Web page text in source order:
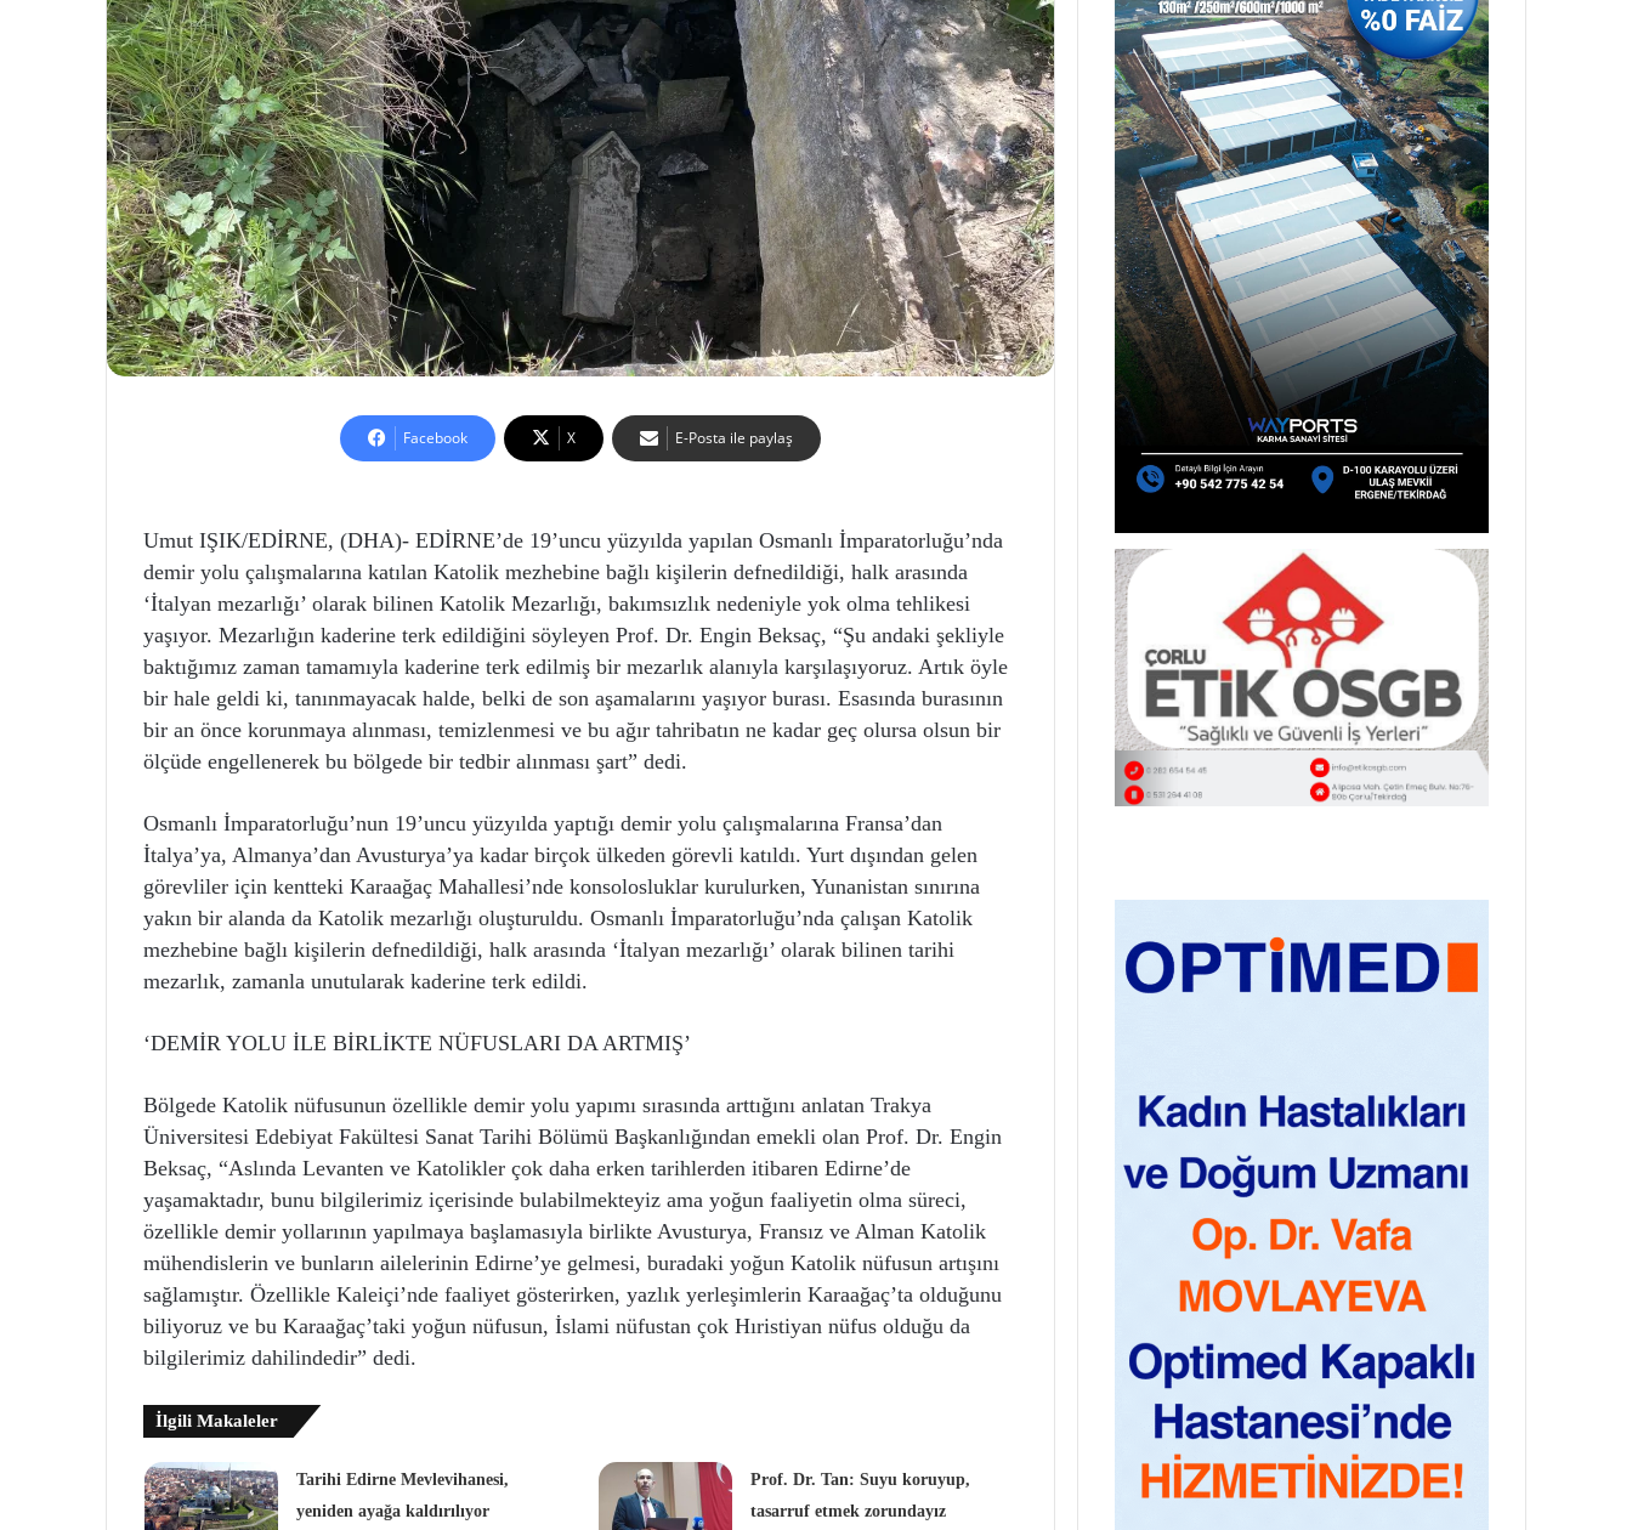
Facebook X E-Posta ile paylaş
Umut IŞIK/EDİRNE, (DHA)- EDİRNE’de 19’uncu yüzyılda yapılan Osmanlı İmparatorluğu’nda
demir yolu çalışmalarına katılan Katolik mezhebine bağlı kişilerin defnedildiği, halk arasında
‘İtalyan mezarlığı’ olarak bilinen Katolik Mezarlığı, bakımsızlık nedeniyle yok olma tehlikesi
yaşıyor. Mezarlığın kaderine terk edildiğini söyleyen Prof. Dr. Engin Beksaç, “Şu andaki şekliyle
baktığımız zaman tamamıyla kaderine terk edilmiş bir mezarlık alanıyla karşılaşıyoruz. Artık öyle
bir hale geldi ki, tanınmayacak halde, belki de son aşamalarını yaşıyor burası. Esasında burasının
bir an önce korunmaya alınması, temizlenmesi ve bu ağır tahribatın ne kadar geç olursa olsun bir
ölçüde engellenerek bu bölgede bir tedbir alınması şart” dedi.
Osmanlı İmparatorluğu’nun 19’uncu yüzyılda yaptığı demir yolu çalışmalarına Fransa’dan
İtalya’ya, Almanya’dan Avusturya’ya kadar birçok ülkeden görevli katıldı. Yurt dışından gelen
görevliler için kentteki Karaağaç Mahallesi’nde konsolosluklar kurulurken, Yunanistan sınırına
yakın bir alanda da Katolik mezarlığı oluşturuldu. Osmanlı İmparatorluğu’nda çalışan Katolik
mezhebine bağlı kişilerin defnedildiği, halk arasında ‘İtalyan mezarlığı’ olarak bilinen tarihi
mezarlık, zamanla unutularak kaderine terk edildi.
‘DEMİR YOLU İLE BİRLİKTE NÜFUSLARI DA ARTMIŞ’
Bölgede Katolik nüfusunun özellikle demir yolu yapımı sırasında arttığını anlatan Trakya
Üniversitesi Edebiyat Fakültesi Sanat Tarihi Bölümü Başkanlığından emekli olan Prof. Dr. Engin
Beksaç, “Aslında Levanten ve Katolikler çok daha erken tarihlerden itibaren Edirne’de
yaşamaktadır, bunu bilgilerimiz içerisinde bulabilmekteyiz ama yoğun faaliyetin olma süreci,
özellikle demir yollarının yapılmaya başlamasıyla birlikte Avusturya, Fransız ve Alman Katolik
mühendislerin ve bunların ailelerinin Edirne’ye gelmesi, buradaki yoğun Katolik nüfusun artışını
sağlamıştır. Özellikle Kaleiçi’nde faaliyet gösterirken, yazlık yerleşimlerin Karaağaç’ta olduğunu
biliyoruz ve bu Karaağaç’taki yoğun nüfusun, İslami nüfustan çok Hıristiyan nüfus olduğu da
bilgilerimiz dahilindedir” dedi.
İlgili Makaleler
Tarihi Edirne Mevlevihanesi,
yeniden ayağa kaldırılıyor
Prof. Dr. Tan: Suyu koruyup,
tasarruf etmek zorundayız